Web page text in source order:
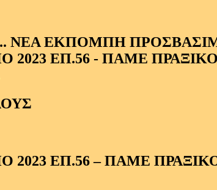
2023 ΕΠ.56 – ΠΑΜΕ